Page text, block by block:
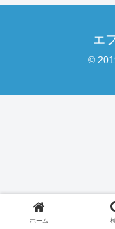
エ
©
ホーム